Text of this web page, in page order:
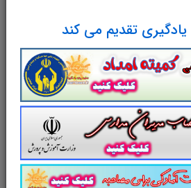
تقدیم می کند
رنگ ها . شناخت
کاربرگ هماهنگی چشم و دست
کاربرگ هماهنگی چشم و دست